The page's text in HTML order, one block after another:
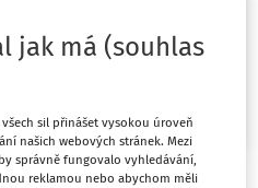
Kyselová
Pracovní úraz;
posudek
jak má (souhlas
sil přinášet vysokou úroveň
našich webových stránek. Mezi
správně fungovalo vyhledávání,
reklamou nebo abychom měli